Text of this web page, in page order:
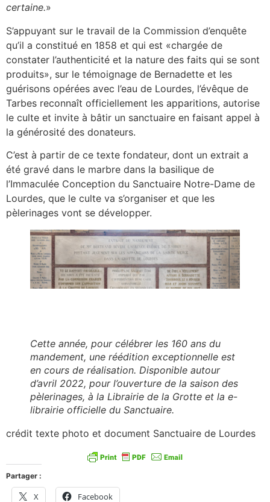
certaine.»
S’appuyant sur le travail de la Commission d’enquête
qu’il a constitué en 1858 et qui est «chargée de
constater l’authenticité et la nature des faits qui se sont
produits», sur le témoignage de Bernadette et les
guérisons opérées avec l’eau de Lourdes, l’évêque de
Tarbes reconnaît officiellement les apparitions, autorise
le culte et invite à bâtir un sanctuaire en faisant appel à
la générosité des donateurs.
C’est à partir de ce texte fondateur, dont un extrait a
été gravé dans le marbre dans la basilique de
l’Immaculée Conception du Sanctuaire Notre-Dame de
Lourdes, que le culte va s’organiser et que les
pèlerinages vont se développer.
Cette année, pour célébrer les 160 ans du
mandement, une réédition exceptionnelle est
en cours de réalisation. Disponible autour
d’avril 2022, pour l’ouverture de la saison des
pèlerinages, à la Librairie de la Grotte et la e-
librairie officielle du Sanctuaire.
crédit texte photo et document Sanctuaire de Lourdes
Partager :
X Facebook